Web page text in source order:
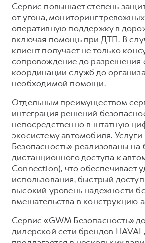
Сервис повышает степень
от угона, мониторинг
оперативную поддержку в
включая помощь при ДТП. В
клиент получает не только
сопровождение до разрешения
координации служб до
необходимой помощи.
Отдельным преимуществом
интеграция решений
непосредственно в штатную
экосистему автомобиля. Услуги
Безопасность» реализованы на
дистанционного доступа к
Connection), что обеспечивает
использования, быстрый
высокий уровень надежности
вмешательства в конструкцию
Сервис «GWM Безопасность»
дилерской сети брендов